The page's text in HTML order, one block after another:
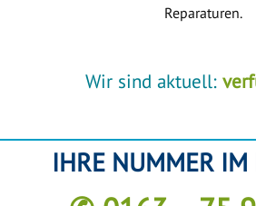
Reparaturen.
Wir sind aktuell:
IHRE NUMMER IM